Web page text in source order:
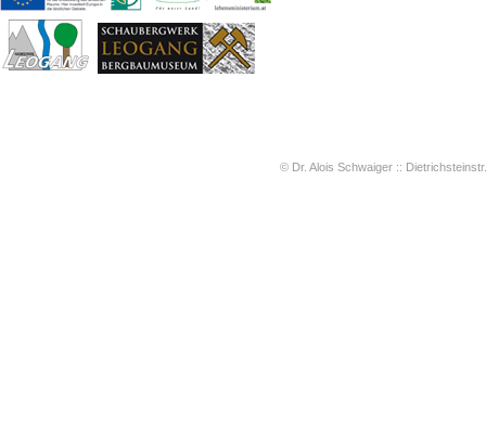
© Dr. Alois Schwaiger ::